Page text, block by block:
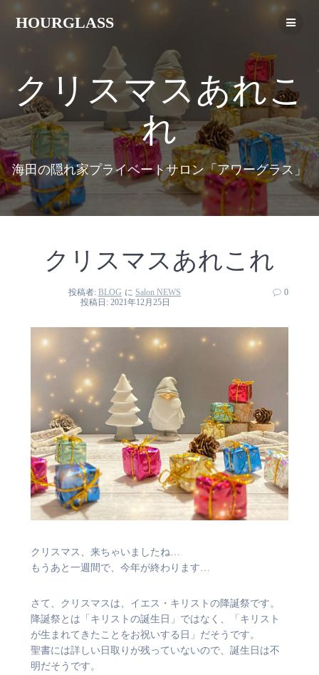
HOURGLASS
クリスマスあれこ
れ
海田の隠れ家プライベートサロン「アワーグラス」
クリスマスあれこれ
投稿者: BLOG に Salon NEWS
投稿日: 2021年12月25日
0
クリスマス、来ちゃいましたね…
もうあと一週間で、今年が終わります…
さて、クリスマスは、イエス・キリストの降誕祭です。
降誕祭とは「キリストの誕生日」ではなく、「キリスト
が生まれてきたことをお祝いする日」だそうです。
聖書には詳しい日取りが残っていないので、誕生日は不
明だそうです。